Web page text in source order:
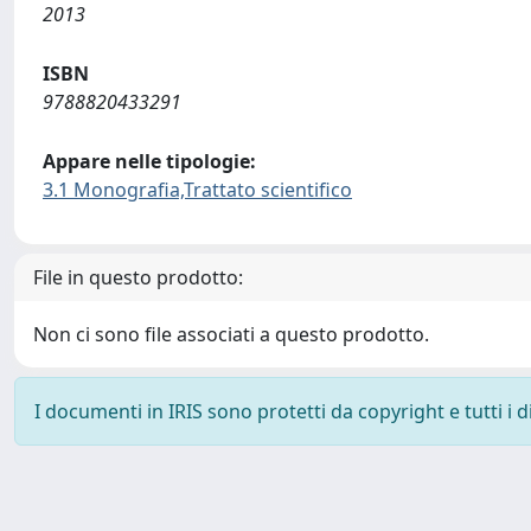
2013
ISBN
9788820433291
Appare nelle tipologie:
3.1 Monografia,Trattato scientifico
File in questo prodotto:
Non ci sono file associati a questo prodotto.
I documenti in IRIS sono protetti da copyright e tutti i